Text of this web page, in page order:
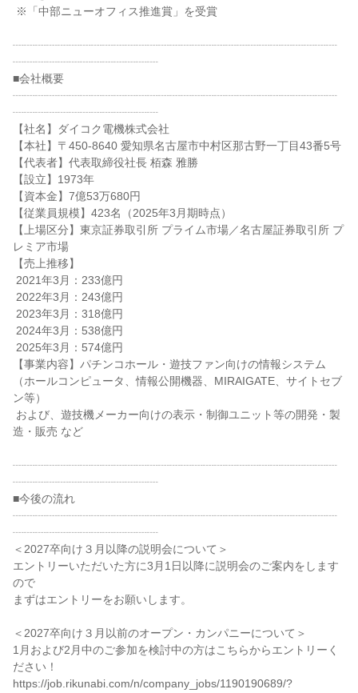
┈┈┈┈┈┈┈┈┈┈┈┈┈┈┈┈┈┈┈┈┈┈┈┈┈┈┈┈┈
┈┈┈┈┈┈┈┈┈┈┈┈┈
■会社概要
┈┈┈┈┈┈┈┈┈┈┈┈┈┈┈┈┈┈┈┈┈┈┈┈┈┈┈┈┈
┈┈┈┈┈┈┈┈┈┈┈┈┈
【社名】ダイコク電機株式会社
【本社】〒450-8640 愛知県名古屋市中村区那古野一丁目43番5号
【代表者】代表取締役社長 栢森 雅勝
【設立】1973年
【資本金】7億53万680円
【従業員規模】423名（2025年3月期時点）
【上場区分】東京証券取引所 プライム市場／名古屋証券取引所 プ
レミア市場
【売上推移】
【事業内容】パチンコホール・遊技ファン向けの情報システム
（ホールコンピュータ、情報公開機器、MIRAIGATE、サイトセブ
ン等）
造・販売 など
┈┈┈┈┈┈┈┈┈┈┈┈┈┈┈┈┈┈┈┈┈┈┈┈┈┈┈┈┈
┈┈┈┈┈┈┈┈┈┈┈┈┈
■今後の流れ
┈┈┈┈┈┈┈┈┈┈┈┈┈┈┈┈┈┈┈┈┈┈┈┈┈┈┈┈┈
┈┈┈┈┈┈┈┈┈┈┈┈┈
＜2027卒向け３月以降の説明会について＞
エントリーいただいた方に3月1日以降に説明会のご案内をします
ので
まずはエントリーをお願いします。
＜2027卒向け３月以前のオープン・カンパニーについて＞
1月および2月中のご参加を検討中の方はこちらからエントリーく
ださい！
https://job.rikunabi.com/n/company_jobs/1190190689/?